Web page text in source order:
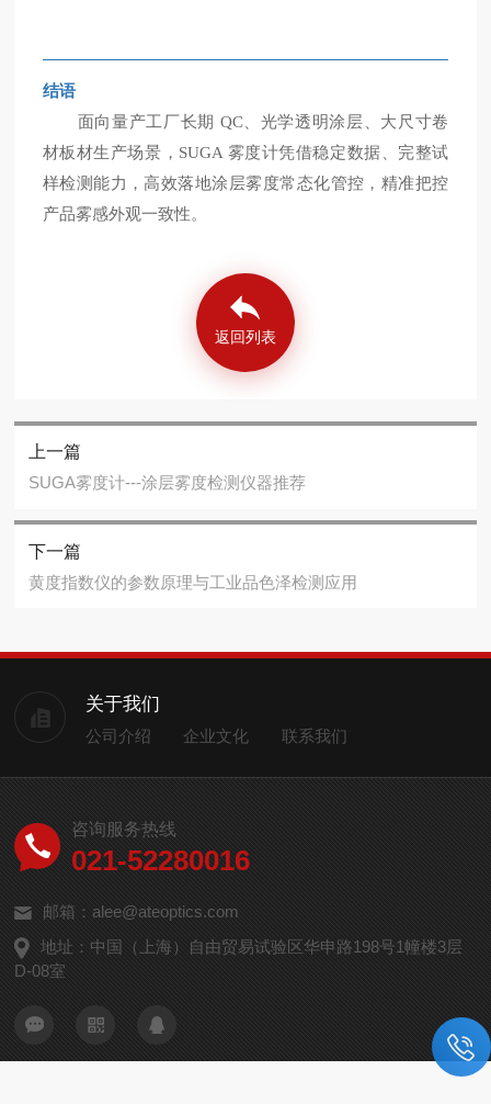
结语
面向量产工厂长期 QC、光学透明涂层、大尺寸卷
材板材生产场景，SUGA 雾度计凭借稳定数据、完整试
样检测能力，高效落地涂层雾度常态化管控，精准把控
产品雾感外观一致性。
返回列表
上一篇
SUGA雾度计---涂层雾度检测仪器推荐
下一篇
黄度指数仪的参数原理与工业品色泽检测应用
关于我们
公司介绍 企业文化 联系我们
咨询服务热线
021-52280016
邮箱：alee@ateoptics.com
地址：中国（上海）自由贸易试验区华申路198号1幢楼3层
D-08室